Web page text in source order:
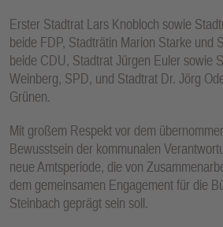
Erster Stadtrat Lars Knobloch sowie
beide FDP, Stadträtin Marion Starke und
beide CDU, Stadtrat Jürgen Euler sowie
Weinberg, SPD, und Stadtrat Dr. Jörg
Grünen.
Mit großem Respekt vor dem
Bewusstsein der kommunalen
neue Amtsperiode, die von
dem gemeinsamen Engagement für die
Steinbach geprägt sein soll.